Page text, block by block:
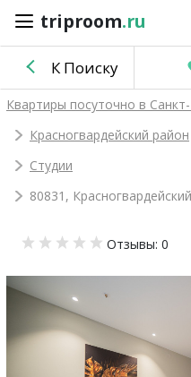
triproom.ru
triproom .ru
Российский
Войти /
объявление
0
Сравнение
К Поиску
Квартиры посуточно в
Красногвардейский район
Студии
80831,
Отзывы: 0